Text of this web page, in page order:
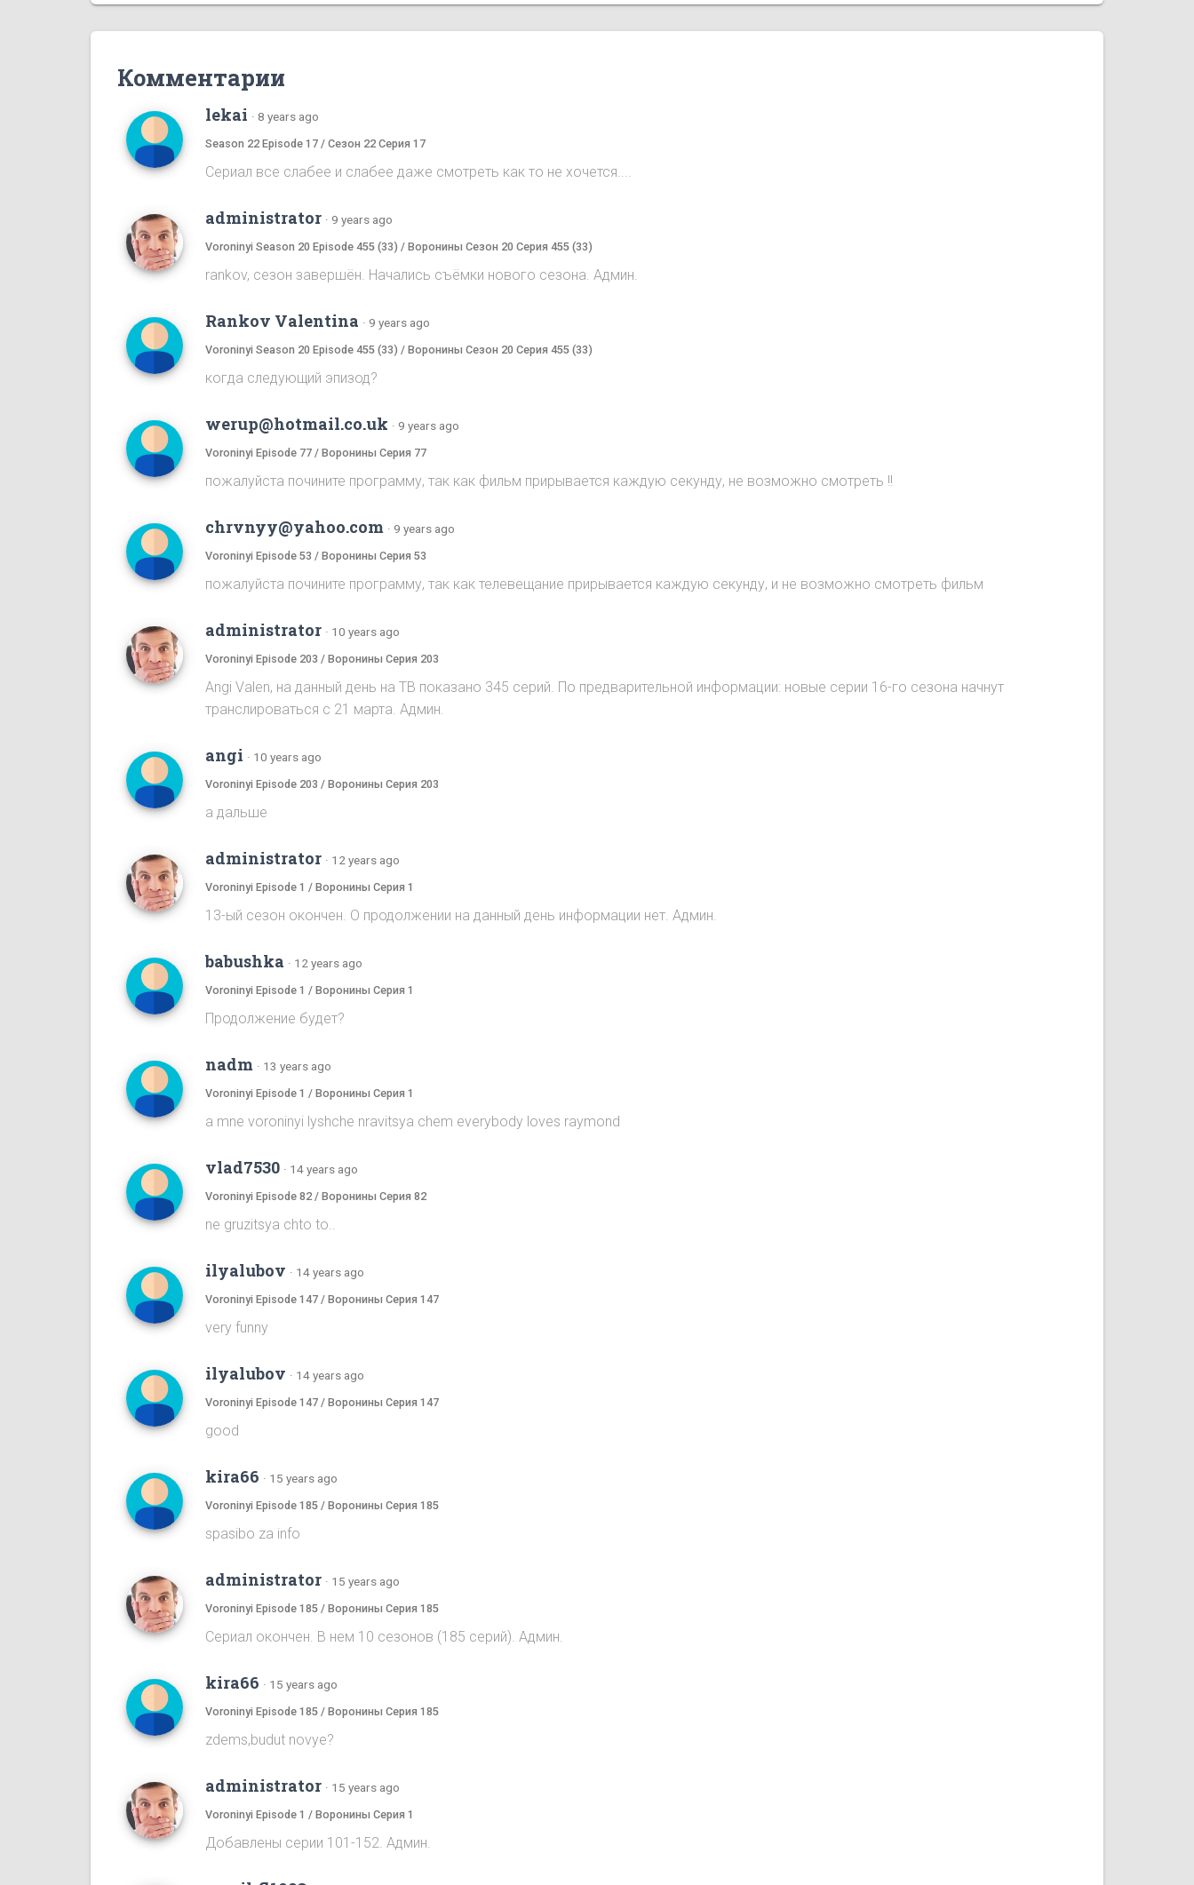
Комментарии
lekai · 8 years ago
Season 22 Episode 17 / Сезон 22 Серия 17
Сериал все слабее и слабее даже смотреть как то не хочется....
administrator · 9 years ago
Voroninyi Season 20 Episode 455 (33) / Воронины Сезон 20 Серия 455 (33)
rankov, сезон завершён. Начались съёмки нового сезона. Админ.
Rankov Valentina · 9 years ago
Voroninyi Season 20 Episode 455 (33) / Воронины Сезон 20 Серия 455 (33)
когда следующий эпизод?
werup@hotmail.co.uk · 9 years ago
Voroninyi Episode 77 / Воронины Серия 77
пожалуйста почините программу, так как фильм прирывается каждую секунду, не возможно смотреть !!
chrvnyy@yahoo.com · 9 years ago
Voroninyi Episode 53 / Воронины Серия 53
пожалуйста почините программу, так как телевещание прирывается каждую секунду, и не возможно смотреть фильм
administrator · 10 years ago
Voroninyi Episode 203 / Воронины Серия 203
Angi Valen, на данный день на ТВ показано 345 серий. По предварительной информации: новые серии 16-го сезона начнут
транслироваться с 21 марта. Админ.
angi · 10 years ago
Voroninyi Episode 203 / Воронины Серия 203
а дальше
administrator · 12 years ago
Voroninyi Episode 1 / Воронины Серия 1
13-ый сезон окончен. О продолжении на данный день информации нет. Админ.
babushka · 12 years ago
Voroninyi Episode 1 / Воронины Серия 1
Продолжение будет?
nadm · 13 years ago
Voroninyi Episode 1 / Воронины Серия 1
a mne voroninyi lyshche nravitsya chem everybody loves raymond
vlad7530 · 14 years ago
Voroninyi Episode 82 / Воронины Серия 82
ne gruzitsya chto to..
ilyalubov · 14 years ago
Voroninyi Episode 147 / Воронины Серия 147
very funny
ilyalubov · 14 years ago
Voroninyi Episode 147 / Воронины Серия 147
good
kira66 · 15 years ago
Voroninyi Episode 185 / Воронины Серия 185
spasibo za info
administrator · 15 years ago
Voroninyi Episode 185 / Воронины Серия 185
Сериал окончен. В нем 10 сезонов (185 серий). Админ.
kira66 · 15 years ago
Voroninyi Episode 185 / Воронины Серия 185
zdems,budut novye?
administrator · 15 years ago
Voroninyi Episode 1 / Воронины Серия 1
Добавлены серии 101-152. Админ.